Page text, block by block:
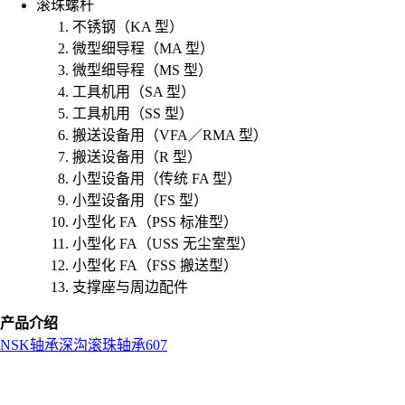
滚珠螺杆
不锈钢（KA 型）
微型细导程（MA 型）
微型细导程（MS 型）
工具机用（SA 型）
工具机用（SS 型）
搬送设备用（VFA／RMA 型）
搬送设备用（R 型）
小型设备用（传统 FA 型）
小型设备用（FS 型）
小型化 FA（PSS 标准型）
小型化 FA（USS 无尘室型）
小型化 FA（FSS 搬送型）
支撑座与周边配件
产品介绍
NSK轴承深沟滚珠轴承607